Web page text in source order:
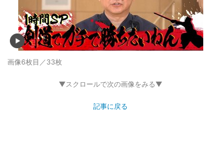
画像6枚目／33枚
▼スクロールで次の画像をみる▼
記事に戻る